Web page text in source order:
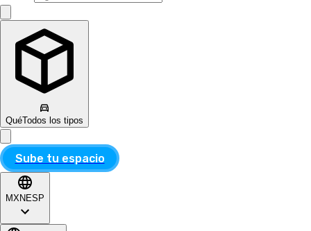
QuéTodos los tipos
Sube tu espacio
MXN ESP